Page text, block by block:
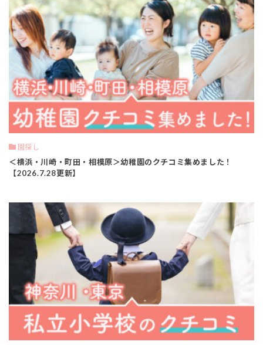
園探し
＜横浜・川崎・町田・相模原＞幼稚園のクチコミ集めました！
【2026.7.28更新】